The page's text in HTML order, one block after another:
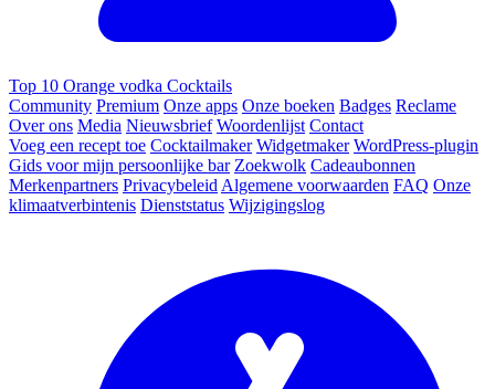
Top 10 Orange vodka Cocktails
Community Premium Onze apps Onze boeken Badges Reclame
Over ons Media Nieuwsbrief Woordenlijst Contact
Voeg een recept toe Cocktailmaker Widgetmaker WordPress-plugin
Gids voor mijn persoonlijke bar Zoekwolk Cadeaubonnen
Merkenpartners Privacybeleid Algemene voorwaarden FAQ Onze
klimaatverbintenis Dienststatus Wijzigingslog